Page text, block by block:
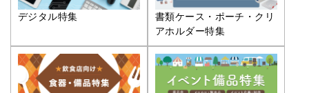
デジタル特集
書類ケース・ポーチ・クリ
アホルダー特集